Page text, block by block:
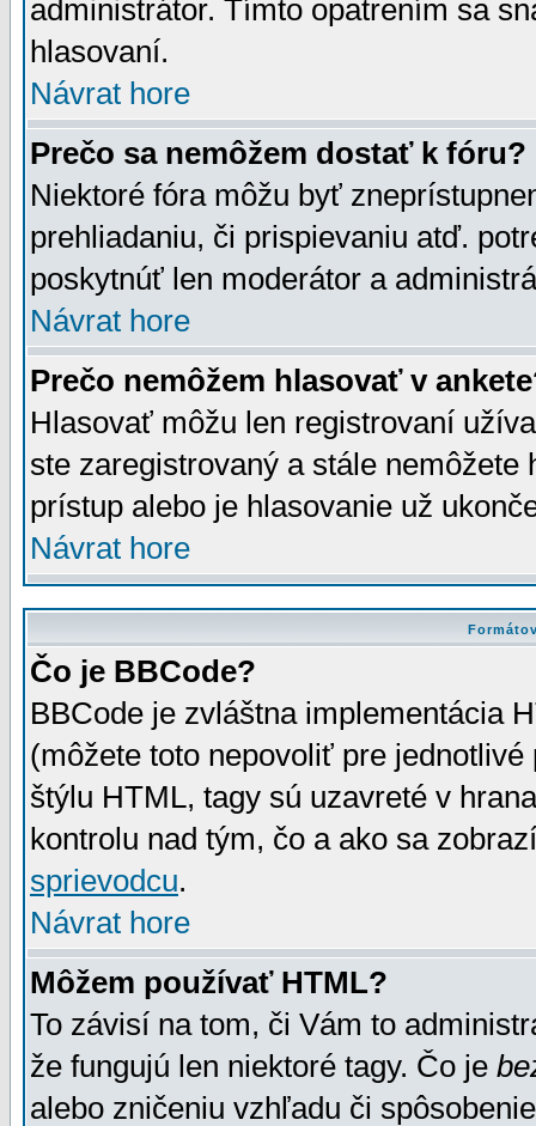
administrátor. Tímto opatrením sa
hlasovaní.
Návrat hore
Prečo sa nemôžem dostať k fóru?
Niektoré fóra môžu byť
prehliadaniu, či prispievaniu atď.
poskytnúť len moderátor a
Návrat hore
Prečo nemôžem hlasovať v
Hlasovať môžu len registrovaní
ste zaregistrovaný a stále
prístup alebo je hlasovanie už
Návrat hore
Čo je BBCode?
BBCode je zvláštna implementácia
(môžete toto nepovoliť pre
štýlu HTML, tagy sú uzavreté v
kontrolu nad tým, čo a ako sa
sprievodcu.
Návrat hore
Môžem používať HTML?
To závisí na tom, či Vám to
že fungujú len niektoré tagy. Čo je
alebo zničeniu vzhľadu či